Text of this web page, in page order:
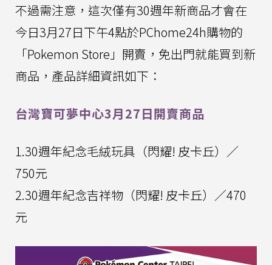
不過需注意，這次僅有30週年新商品才會在
今日3月27日下午4點於PChome24h購物的
「Pokemon Store」開賣，免出門就能買到新
商品，產品詳細資訊如下：
台灣寶可夢中心3月27日開賣商品
1.30週年紀念毛絨玩具（閃耀! 皮卡丘）／
750元
2.30週年紀念吉祥物（閃耀! 皮卡丘）／470
元